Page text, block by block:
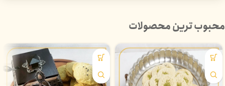
محبوب ترین محصولات